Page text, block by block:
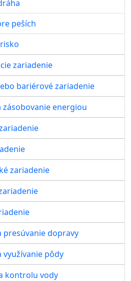
peších
zariadenie
bariérové zariadenie
zásobovanie energiou
zariadenie
presúvanie dopravy
využívanie pôdy
kontrolu vody